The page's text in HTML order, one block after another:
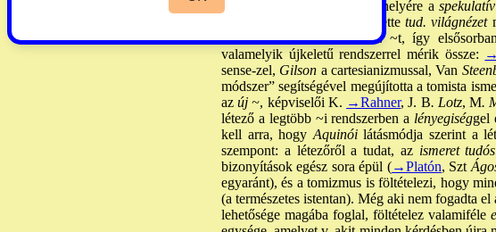
a tudatban. A valamikori ~ helyére a
kerülték a ~ kifejezést, helyettetud. világnézet
fölfedezték az antik és kk. ~t, így
valamelyik újkeletű rendszerrel mérik össze:
sense-zel, Gilson a cartesianizmussal, Van
módszer” segítségével megújította a tomista
az új ~, képviselői K. →Rahner, J. B. Lotz, M.
létező a legtöbb ~i rendszerben a lényegiséggel
kell arra, hogy Aquinóilátásmódja szerint a
szempont: a létezőről a tudat, azismeret
bizonyítások egész sora épül (→Platón, Szt
egyaránt), és a tomizmus is föltételezi, hogy
(a természetes istentan). Még aki nem fogadta
lehetősége magába foglal, föltételez valamiféle